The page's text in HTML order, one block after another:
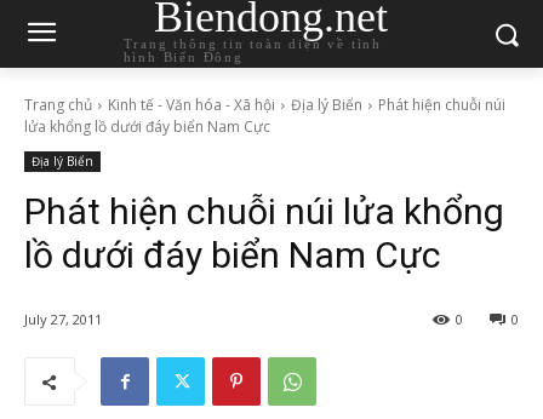
Biendong.net
Trang thông tin toàn diện về tình
hình Biển Đông
Trang chủ Kinh tế - Văn hóa - Xã hội Địa lý Biển
Phát hiện chuỗi núi
lửa khổng lồ dưới đáy biển Nam Cực
Địa lý Biển
Phát hiện chuỗi núi lửa khổng
lồ dưới đáy biển Nam Cực
July 27, 2011 0
0